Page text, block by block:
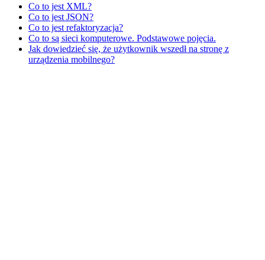
Co to jest XML?
Co to jest JSON?
Co to jest refaktoryzacja?
Co to są sieci komputerowe. Podstawowe pojęcia.
Jak dowiedzieć się, że użytkownik wszedł na stronę z
urządzenia mobilnego?